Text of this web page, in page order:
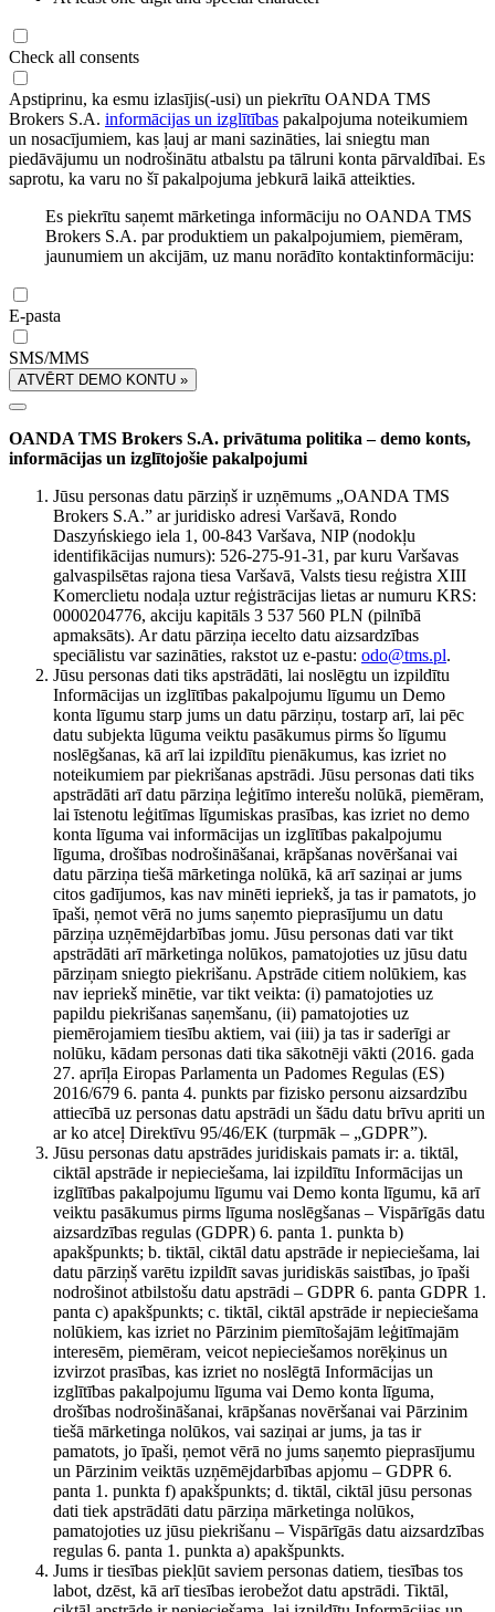
Check all consents
Apstiprinu, ka esmu izlasījis(-usi) un piekrītu OANDA TMS
Brokers S.A. informācijas un izglītības pakalpojuma noteikumiem
un nosacījumiem, kas ļauj ar mani sazināties, lai sniegtu man
piedāvājumu un nodrošinātu atbalstu pa tālruni konta pārvaldībai. Es
saprotu, ka varu no šī pakalpojuma jebkurā laikā atteikties.
Es piekrītu saņemt mārketinga informāciju no OANDA TMS
Brokers S.A. par produktiem un pakalpojumiem, piemēram,
jaunumiem un akcijām, uz manu norādīto kontaktinformāciju:
E-pasta
SMS/MMS
ATVĒRT DEMO KONTU »
OANDA TMS Brokers S.A. privātuma politika – demo konts,
informācijas un izglītojošie pakalpojumi
Jūsu personas datu pārziņš ir uzņēmums „OANDA TMS
Brokers S.A.” ar juridisko adresi Varšavā, Rondo
Daszyńskiego iela 1, 00-843 Varšava, NIP (nodokļu
identifikācijas numurs): 526-275-91-31, par kuru Varšavas
galvaspilsētas rajona tiesa Varšavā, Valsts tiesu reģistra XIII
Komerclietu nodaļa uztur reģistrācijas lietas ar numuru KRS:
0000204776, akciju kapitāls 3 537 560 PLN (pilnībā
apmaksāts). Ar datu pārziņa iecelto datu aizsardzības
speciālistu var sazināties, rakstot uz e-pastu: odo@tms.pl.
Jūsu personas dati tiks apstrādāti, lai noslēgtu un izpildītu
Informācijas un izglītības pakalpojumu līgumu un Demo
konta līgumu starp jums un datu pārziņu, tostarp arī, lai pēc
datu subjekta lūguma veiktu pasākumus pirms šo līgumu
noslēgšanas, kā arī lai izpildītu pienākumus, kas izriet no
noteikumiem par piekrišanas apstrādi. Jūsu personas dati tiks
apstrādāti arī datu pārziņa leģitīmo interešu nolūkā, piemēram,
lai īstenotu leģitīmas līgumiskas prasības, kas izriet no demo
konta līguma vai informācijas un izglītības pakalpojumu
līguma, drošības nodrošināšanai, krāpšanas novēršanai vai
datu pārziņa tiešā mārketinga nolūkā, kā arī saziņai ar jums
citos gadījumos, kas nav minēti iepriekš, ja tas ir pamatots, jo
īpaši, ņemot vērā no jums saņemto pieprasījumu un datu
pārziņa uzņēmējdarbības jomu. Jūsu personas dati var tikt
apstrādāti arī mārketinga nolūkos, pamatojoties uz jūsu datu
pārziņam sniegto piekrišanu. Apstrāde citiem nolūkiem, kas
nav iepriekš minētie, var tikt veikta: (i) pamatojoties uz
papildu piekrišanas saņemšanu, (ii) pamatojoties uz
piemērojamiem tiesību aktiem, vai (iii) ja tas ir saderīgi ar
nolūku, kādam personas dati tika sākotnēji vākti (2016. gada
27. aprīļa Eiropas Parlamenta un Padomes Regulas (ES)
2016/679 6. panta 4. punkts par fizisko personu aizsardzību
attiecībā uz personas datu apstrādi un šādu datu brīvu apriti un
ar ko atceļ Direktīvu 95/46/EK (turpmāk – „GDPR”).
Jūsu personas datu apstrādes juridiskais pamats ir: a. tiktāl,
ciktāl apstrāde ir nepieciešama, lai izpildītu Informācijas un
izglītības pakalpojumu līgumu vai Demo konta līgumu, kā arī
veiktu pasākumus pirms līguma noslēgšanas – Vispārīgās datu
aizsardzības regulas (GDPR) 6. panta 1. punkta b)
apakšpunkts; b. tiktāl, ciktāl datu apstrāde ir nepieciešama, lai
datu pārziņš varētu izpildīt savas juridiskās saistības, jo īpaši
nodrošinot atbilstošu datu apstrādi – GDPR 6. panta GDPR 1.
panta c) apakšpunkts; c. tiktāl, ciktāl apstrāde ir nepieciešama
nolūkiem, kas izriet no Pārzinim piemītošajām leģitīmajām
interesēm, piemēram, veicot nepieciešamos norēķinus un
izvirzot prasības, kas izriet no noslēgtā Informācijas un
izglītības pakalpojumu līguma vai Demo konta līguma,
drošības nodrošināšanai, krāpšanas novēršanai vai Pārzinim
tiešā mārketinga nolūkos, vai saziņai ar jums, ja tas ir
pamatots, jo īpaši, ņemot vērā no jums saņemto pieprasījumu
un Pārzinim veiktās uzņēmējdarbības apjomu – GDPR 6.
panta 1. punkta f) apakšpunkts; d. tiktāl, ciktāl jūsu personas
dati tiek apstrādāti datu pārziņa mārketinga nolūkos,
pamatojoties uz jūsu piekrišanu – Vispārīgās datu aizsardzības
regulas 6. panta 1. punkta a) apakšpunkts.
Jums ir tiesības piekļūt saviem personas datiem, tiesības tos
labot, dzēst, kā arī tiesības ierobežot datu apstrādi. Tiktāl,